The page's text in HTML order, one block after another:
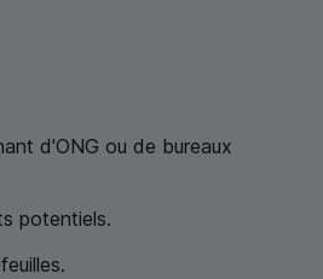
d'ONG ou de bureaux
potentiels.